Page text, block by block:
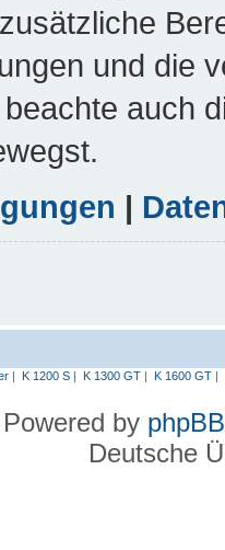
und die
auch
|
| K 1200 S| K 1300 GT| K 1600 GT|
Powered by phpBB
Deutsche